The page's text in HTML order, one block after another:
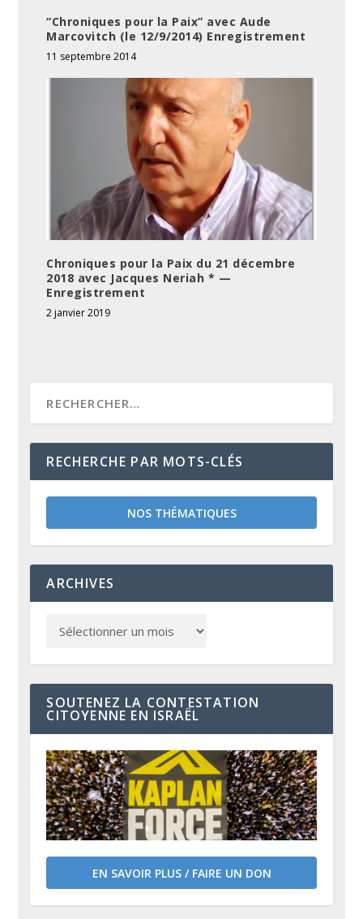
“Chroniques pour la Paix” avec Aude
Marcovitch (le 12/9/2014) Enregistrement
11 septembre 2014
Chroniques pour la Paix du 21 décembre
2018 avec Jacques Neriah * —
Enregistrement
2 janvier 2019
RECHERCHE PAR MOTS-CLÉS
NOS THÉMATIQUES
ARCHIVES
SOUTENEZ LA CONTESTATION
CITOYENNE EN ISRAËL
EN SAVOIR PLUS / FAIRE UN DON